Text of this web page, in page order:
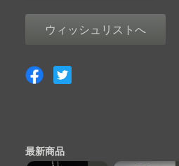
ウィッシュリストへ
最新商品